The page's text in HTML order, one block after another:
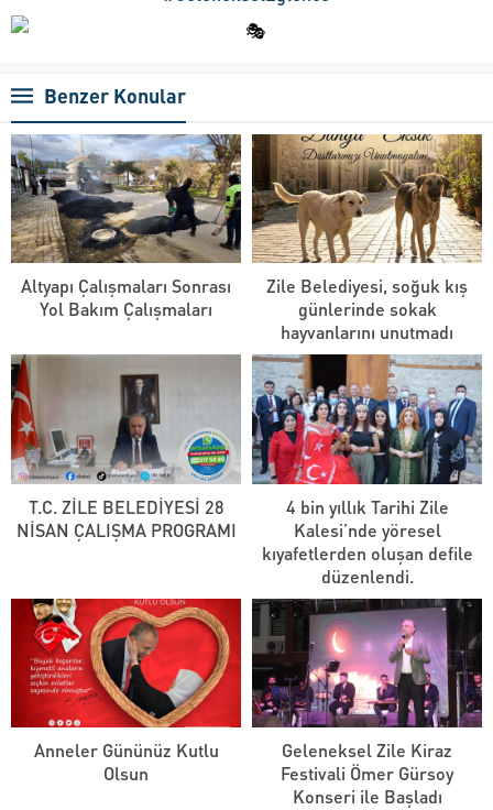
Benzer Konular
Altyapı Çalışmaları Sonrası
Yol Bakım Çalışmaları
Zile Belediyesi, soğuk kış
günlerinde sokak
hayvanlarını unutmadı
T.C. ZİLE BELEDİYESİ 28
NİSAN ÇALIŞMA PROGRAMI
4 bin yıllık Tarihi Zile
Kalesi’nde yöresel
kıyafetlerden oluşan defile
düzenlendi.
Anneler Gününüz Kutlu
Olsun
Geleneksel Zile Kiraz
Festivali Ömer Gürsoy
Konseri ile Başladı